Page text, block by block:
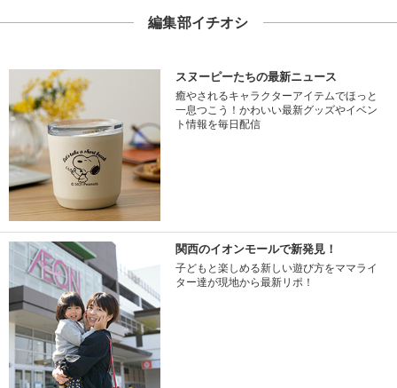
編集部イチオシ
スヌーピーたちの最新ニュース
癒やされるキャラクターアイテムでほっと
一息つこう！かわいい最新グッズやイベン
ト情報を毎日配信
関西のイオンモールで新発見！
子どもと楽しめる新しい遊び方をママライ
ター達が現地から最新リポ！